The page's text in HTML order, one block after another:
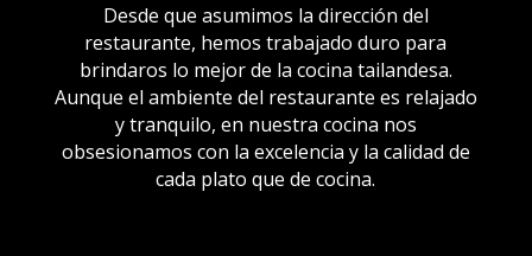
Desde que asumimos la dirección del
restaurante, hemos trabajado duro para
brindaros lo mejor de la cocina tailandesa.
Aunque el ambiente del restaurante es relajado
y tranquilo, en nuestra cocina nos
obsesionamos con la excelencia y la calidad de
cada plato que de cocina.